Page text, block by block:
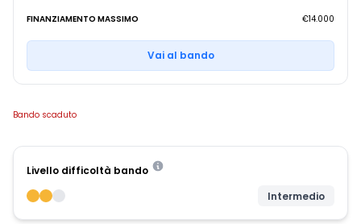
FINANZIAMENTO MASSIMO €14.000
Vai al bando
Bando scaduto
Livello difficoltà bando
Intermedio